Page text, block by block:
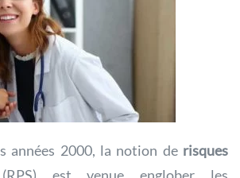
années 2000, la notion de risques